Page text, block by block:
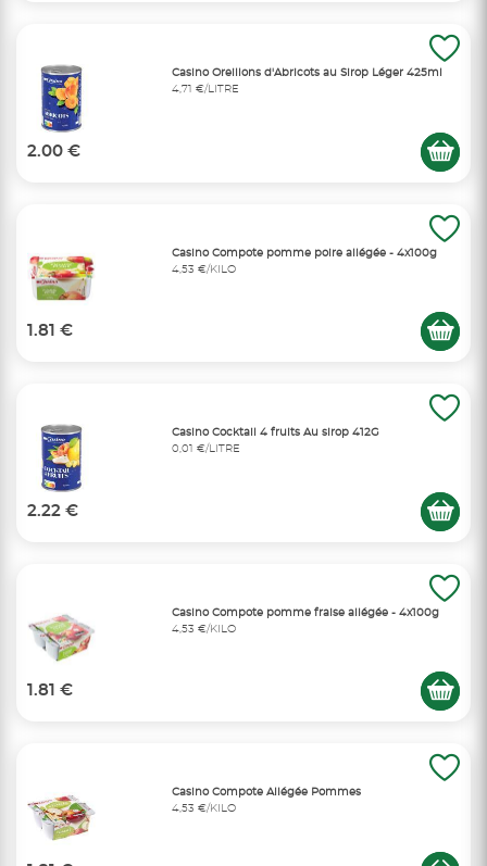
Casino Oreillons d'Abricots au Sirop Léger 425ml
4,71 €/LITRE
2.00 €
Casino Compote pomme poire allégée - 4x100g
4,53 €/KILO
1.81 €
Casino Cocktail 4 fruits Au sirop 412G
0,01 €/LITRE
2.22 €
Casino Compote pomme fraise allégée - 4x100g
4,53 €/KILO
1.81 €
Casino Compote Allégée Pommes
4,53 €/KILO